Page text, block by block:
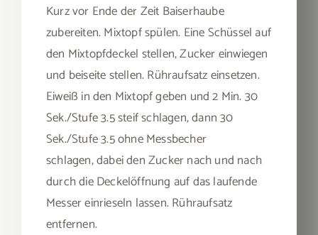
Kurz vor Ende der Zeit Baiserhaube
zubereiten. Mixtopf spülen. Eine Schüssel auf
den Mixtopfdeckel stellen, Zucker einwiegen
und beiseite stellen. Rühraufsatz einsetzen.
Eiweiß in den Mixtopf geben und 2 Min. 30
Sek./Stufe 3.5 steif schlagen, dann 30
Sek./Stufe 3.5 ohne Messbecher
schlagen, dabei den Zucker nach und nach
durch die Deckelöffnung auf das laufende
Messer einrieseln lassen. Rühraufsatz
entfernen.